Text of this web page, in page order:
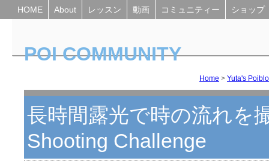
HOME About レッスン 動画 コミュニティー ショップ
POI COMMUNITY
Home > Yuta's
長時間露光で時の流れを
Shooting Challenge